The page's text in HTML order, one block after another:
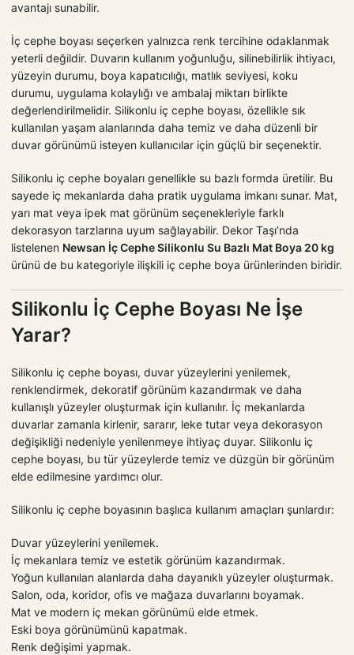
avantajı sunabilir.
İç cephe boyası seçerken yalnızca renk tercihine odaklanmak
yeterli değildir. Duvarın kullanım yoğunluğu, silinebilirlik ihtiyacı,
yüzeyin durumu, boya kapatıcılığı, matlık seviyesi, koku
durumu, uygulama kolaylığı ve ambalaj miktarı birlikte
değerlendirilmelidir. Silikonlu iç cephe boyası, özellikle sık
kullanılan yaşam alanlarında daha temiz ve daha düzenli bir
duvar görünümü isteyen kullanıcılar için güçlü bir seçenektir.
Silikonlu iç cephe boyaları genellikle su bazlı formda üretilir. Bu
sayede iç mekanlarda daha pratik uygulama imkanı sunar. Mat,
yarı mat veya ipek mat görünüm seçenekleriyle farklı
dekorasyon tarzlarına uyum sağlayabilir. Dekor Taşı’nda
listelenen Newsan İç Cephe Silikonlu Su Bazlı Mat Boya 20 kg
ürünü de bu kategoriyle ilişkili iç cephe boya ürünlerinden biridir.
Silikonlu İç Cephe Boyası Ne İşe
Yarar?
Silikonlu iç cephe boyası, duvar yüzeylerini yenilemek,
renklendirmek, dekoratif görünüm kazandırmak ve daha
kullanışlı yüzeyler oluşturmak için kullanılır. İç mekanlarda
duvarlar zamanla kirlenir, sararır, leke tutar veya dekorasyon
değişikliği nedeniyle yenilenmeye ihtiyaç duyar. Silikonlu iç
cephe boyası, bu tür yüzeylerde temiz ve düzgün bir görünüm
elde edilmesine yardımcı olur.
Silikonlu iç cephe boyasının başlıca kullanım amaçları şunlardır:
Duvar yüzeylerini yenilemek.
İç mekanlara temiz ve estetik görünüm kazandırmak.
Yoğun kullanılan alanlarda daha dayanıklı yüzeyler oluşturmak.
Salon, oda, koridor, ofis ve mağaza duvarlarını boyamak.
Mat ve modern iç mekan görünümü elde etmek.
Eski boya görünümünü kapatmak.
Renk değişimi yapmak.